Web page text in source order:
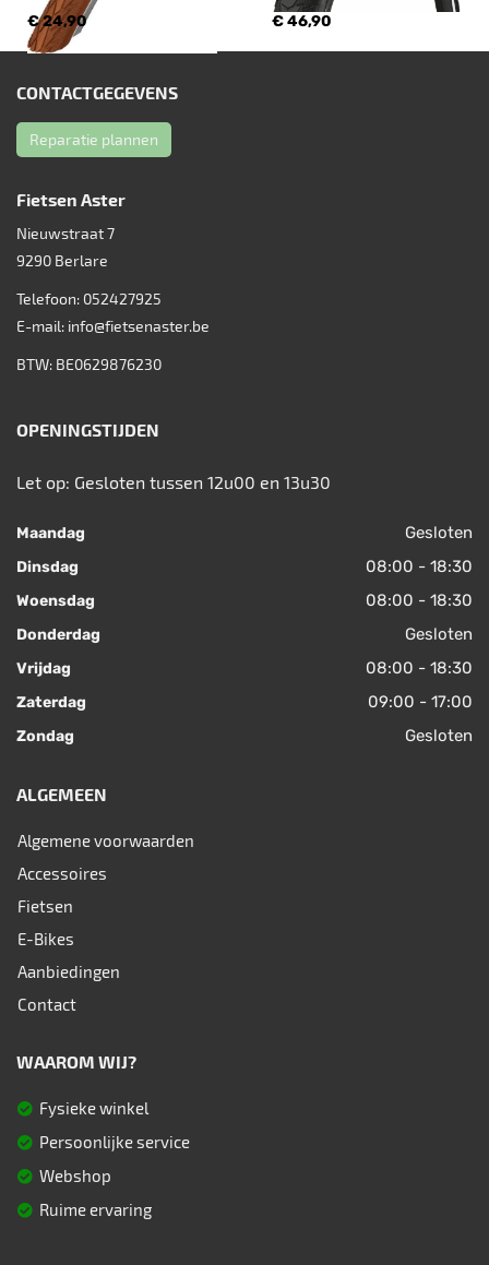
€ 24,90 € 46,90
CONTACTGEGEVENS
Reparatie plannen
Fietsen Aster
Nieuwstraat 7
9290 Berlare
Telefoon: 052427925
E-mail: info@fietsenaster.be
BTW: BE0629876230
OPENINGSTIJDEN
Let op: Gesloten tussen 12u00 en 13u30
Maandag Gesloten
Dinsdag 08:00 - 18:30
Woensdag 08:00 - 18:30
Donderdag Gesloten
Vrijdag 08:00 - 18:30
Zaterdag 09:00 - 17:00
Zondag Gesloten
ALGEMEEN
Algemene voorwaarden
Accessoires
Fietsen
E-Bikes
Aanbiedingen
Contact
WAAROM WIJ?
Fysieke winkel
Persoonlijke service
Webshop
Ruime ervaring